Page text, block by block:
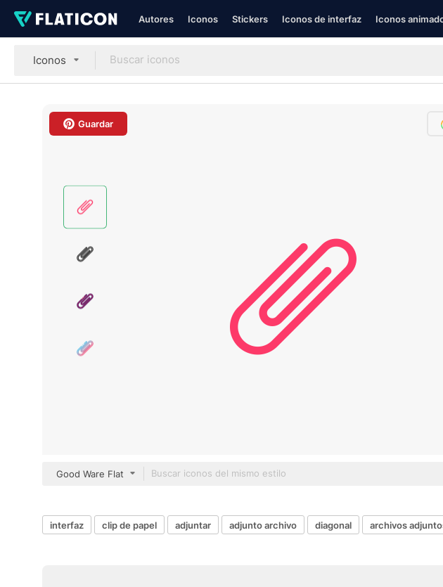
Autores Iconos Stickers Iconos de interfaz Iconos
Iconos
Guardar
Good Ware Flat
interfaz clip de papel adjuntar adjunto archivo diagonal archivos